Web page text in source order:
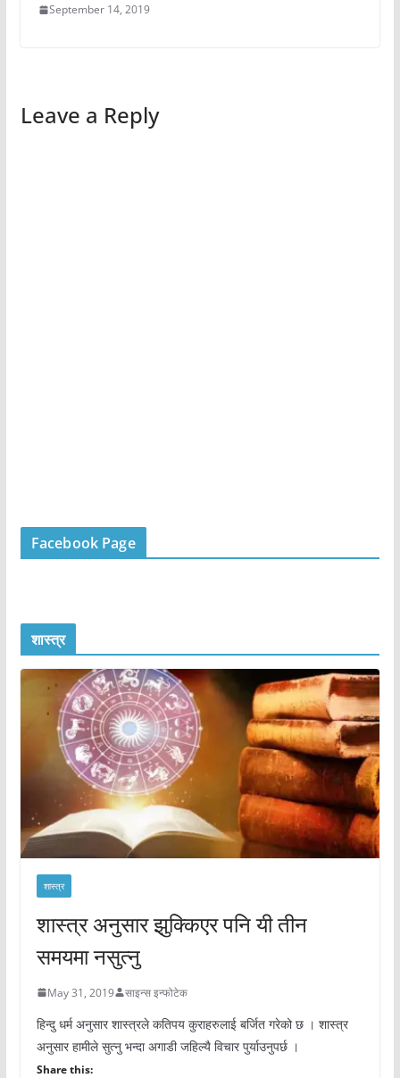
September 14, 2019
Leave a Reply
Facebook Page
शास्त्र
शास्त्र
शास्त्र अनुसार झुक्किएर पनि यी तीन
समयमा नसुत्नु
May 31, 2019 साइन्स इन्फोटेक
हिन्दु धर्म अनुसार शास्त्रले कतिपय कुराहरुलाई बर्जित गरेको छ । शास्त्र
अनुसार हामीले सुत्नु भन्दा अगाडी जहिल्यै विचार पुर्याउनुपर्छ ।
Share this: